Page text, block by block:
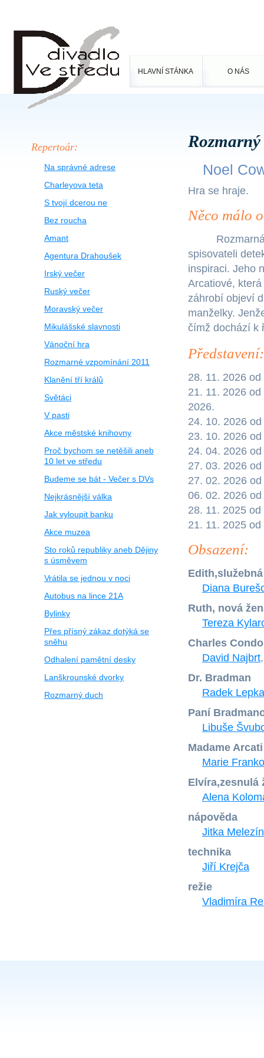
HLAVNÍ STÁNKA O NÁS
Repertoár:
Na správné adrese
Charleyova teta
S tvojí dcerou ne
Bez roucha
Amant
Agentura Drahoušek
Irský večer
Ruský večer
Moravský večer
Mikulášské slavnosti
Vánoční hra
Rozmarné vzpomínání 2011
Klanění tří králů
Světáci
V pasti
Akce městské knihovny
Proč bychom se netěšili aneb
10 let ve středu
Budeme se bát - Večer s DVs
Nejkrásnější válka
Jak vyloupit banku
Akce muzea
Sto roků republiky aneb Dějiny
s úsměvem
Vrátila se jednou v noci
Autobus na lince 21A
Bylinky
Přes přísný zákaz dotýká se
sněhu
Odhalení pamětní desky
Lanškrounské dvorky
Rozmarný duch
Noel
Hra se hraje.
Něco málo
spisovateli
inspiraci. Jeho
Arcatiové,
záhrobí objeví
manželky.
čímž dochází k
Představení:
28. 11. 2026
21. 11. 2026
2026.
24. 10. 2026
23. 10. 2026
24. 04. 2026
27. 03. 2026
27. 02. 2026
06. 02. 2026
28. 11. 2025
21. 11. 2025
Obsazení:
Edith,služebná
Diana
Ruth, nová
Tereza
Charles
David Najbrt
Dr. Bradman
Radek Lepka
Paní
Libuše
Madame Arcati
Marie
Elvíra,zesnulá
Alena
nápověda
Jitka
technika
Jiří Krejča
režie
Vladimíra